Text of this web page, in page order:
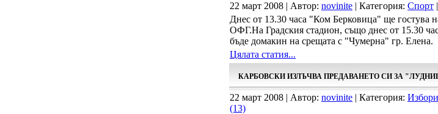
22 март 2008 | Автор: novinite | Категория: Спорт
Днес от 13.30 часа "Ком Берковица" ще гостува
ОФГ.На Градския стадион, също днес от 15.30
бъде домакин на срещата с "Чумерна" гр. Елена.
Цялата статия...
КАРБОВСКИ ИЗЛЪЧВА ПРЕДАВАНЕТО СИ ЗА
22 март 2008 | Автор: novinite | Категория:
(13)